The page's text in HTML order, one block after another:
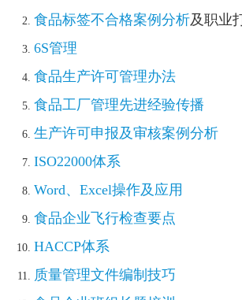
食品标签不合格案例分析及职业
6S管理
食品生产许可管理办法
食品工厂管理先进经验传播
生产许可申报及审核案例分析
ISO22000体系
Word、 Excel操作及应用
食品企业飞行检查要点
HACCP体系
质量管理文件编制技巧